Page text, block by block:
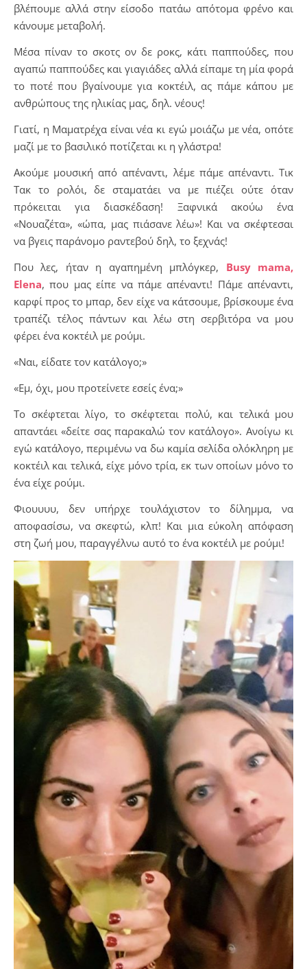
βλέπουμε αλλά στην είσοδο πατάω απότομα φρένο και
κάνουμε μεταβολή.
Μέσα πίναν το σκοτς ον δε ροκς, κάτι παππούδες, που
αγαπώ παππούδες και γιαγιάδες αλλά είπαμε τη μία φορά
το ποτέ που βγαίνουμε για κοκτέιλ, ας πάμε κάπου με
ανθρώπους της ηλικίας μας, δηλ. νέους!
Γιατί, η Μαματρέχα είναι νέα κι εγώ μοιάζω με νέα, οπότε
μαζί με το βασιλικό ποτίζεται κι η γλάστρα!
Ακούμε μουσική από απέναντι, λέμε πάμε απέναντι. Τικ
Τακ το ρολόι, δε σταματάει να με πιέζει ούτε όταν
πρόκειται για διασκέδαση! Ξαφνικά ακούω ένα
«Νουαζέτα», «ώπα, μας πιάσανε λέω»! Και να σκέφτεσαι
να βγεις παράνομο ραντεβού δηλ, το ξεχνάς!
Που λες, ήταν η αγαπημένη μπλόγκερ, Busy mama,
Elena, που μας είπε να πάμε απέναντι! Πάμε απέναντι,
καρφί προς το μπαρ, δεν είχε να κάτσουμε, βρίσκουμε ένα
τραπέζι τέλος πάντων και λέω στη σερβιτόρα να μου
φέρει ένα κοκτέιλ με ρούμι.
«Ναι, είδατε τον κατάλογο;»
«Εμ, όχι, μου προτείνετε εσείς ένα;»
Το σκέφτεται λίγο, το σκέφτεται πολύ, και τελικά μου
απαντάει «δείτε σας παρακαλώ τον κατάλογο». Ανοίγω κι
εγώ κατάλογο, περιμένω να δω καμία σελίδα ολόκληρη με
κοκτέιλ και τελικά, είχε μόνο τρία, εκ των οποίων μόνο το
ένα είχε ρούμι.
Φιουυυυ, δεν υπήρχε τουλάχιστον το δίλημμα, να
αποφασίσω, να σκεφτώ, κλπ! Και μια εύκολη απόφαση
στη ζωή μου, παραγγέλνω αυτό το ένα κοκτέιλ με ρούμι!